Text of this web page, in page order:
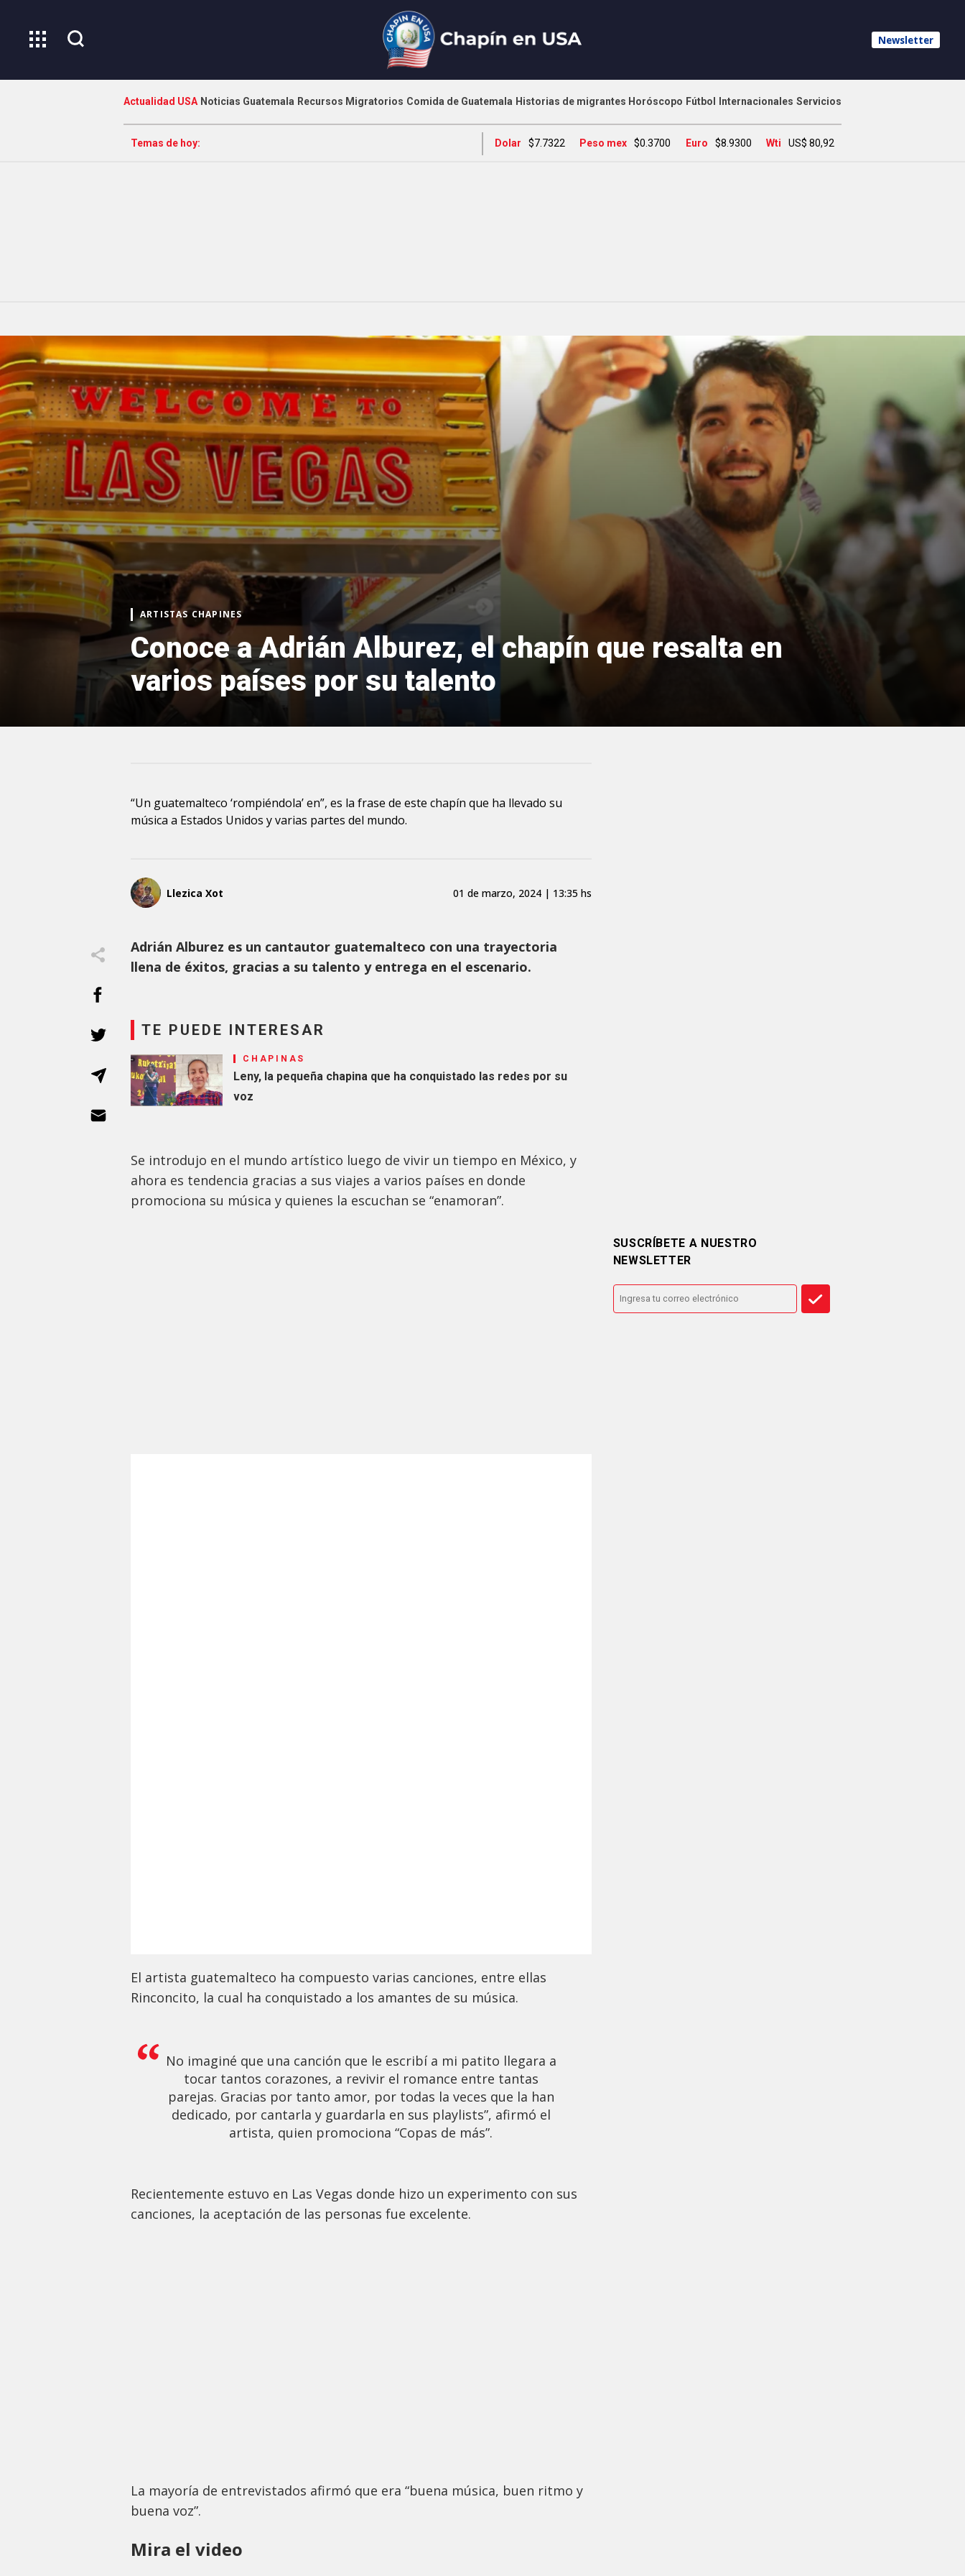
Newsletter
Actualidad USA Noticias Guatemala Recursos Migratorios Comida de Guatemala Historias de migrantes Horóscopo Fútbol Internacionales Servicios
Temas de hoy: Dolar $7.7322 Peso mex $0.3700 Euro $8.9300 Wti US$ 80,92
ARTISTAS CHAPINES
Conoce a Adrián Alburez, el chapín que resalta en
varios países por su talento
“Un guatemalteco ‘rompiéndola’ en”, es la frase de este chapín que ha llevado su
música a Estados Unidos y varias partes del mundo.
Llezica Xot 01 de marzo, 2024 | 13:35 hs
Adrián Alburez es un cantautor guatemalteco con una trayectoria
llena de éxitos, gracias a su talento y entrega en el escenario.
TE PUEDE INTERESAR
CHAPINAS
Leny, la pequeña chapina que ha conquistado las redes por su
voz
Se introdujo en el mundo artístico luego de vivir un tiempo en México, y
ahora es tendencia gracias a sus viajes a varios países en donde
promociona su música y quienes la escuchan se “enamoran”.
El artista guatemalteco ha compuesto varias canciones, entre ellas
Rinconcito, la cual ha conquistado a los amantes de su música.
No imaginé que una canción que le escribí a mi patito llegara a
tocar tantos corazones, a revivir el romance entre tantas
parejas. Gracias por tanto amor, por todas la veces que la han
dedicado, por cantarla y guardarla en sus playlists”, afirmó el
artista, quien promociona “Copas de más”.
Recientemente estuvo en Las Vegas donde hizo un experimento con sus
canciones, la aceptación de las personas fue excelente.
La mayoría de entrevistados afirmó que era “buena música, buen ritmo y
buena voz”.
Mira el video
SUSCRÍBETE A NUESTRO
NEWSLETTER